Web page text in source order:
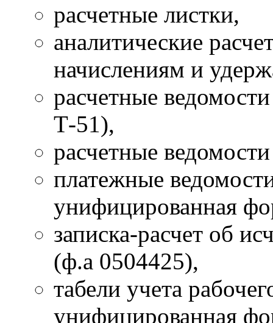
расчетные листки,
аналитические
начислениям и
расчетные
Т-51),
расчетные
платежные
унифицированная
записка-расчет об
(ф.а 0504425),
табели учета
унифицированная